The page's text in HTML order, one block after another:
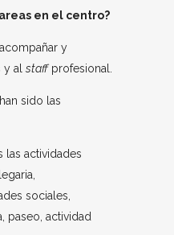
en el centro?
y
al staffprofesional.
sido las
las actividades
sociales,
paseo, actividad